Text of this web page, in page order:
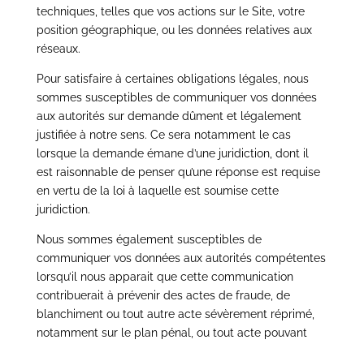
techniques, telles que vos actions sur le Site, votre
position géographique, ou les données relatives aux
réseaux.
Pour satisfaire à certaines obligations légales, nous
sommes susceptibles de communiquer vos données
aux autorités sur demande dûment et légalement
justifiée à notre sens. Ce sera notamment le cas
lorsque la demande émane d’une juridiction, dont il
est raisonnable de penser qu’une réponse est requise
en vertu de la loi à laquelle est soumise cette
juridiction.
Nous sommes également susceptibles de
communiquer vos données aux autorités compétentes
lorsqu’il nous apparait que cette communication
contribuerait à prévenir des actes de fraude, de
blanchiment ou tout autre acte sévèrement réprimé,
notamment sur le plan pénal, ou tout acte pouvant